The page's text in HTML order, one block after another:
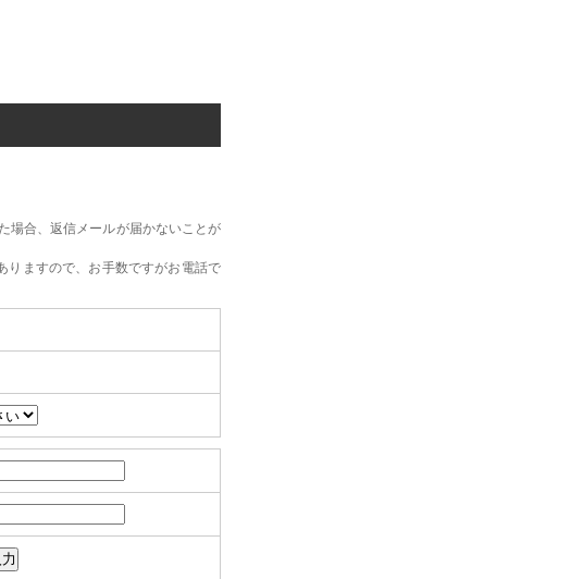
場合、返信メールが届かないことが
りますので、お手数ですがお電話で